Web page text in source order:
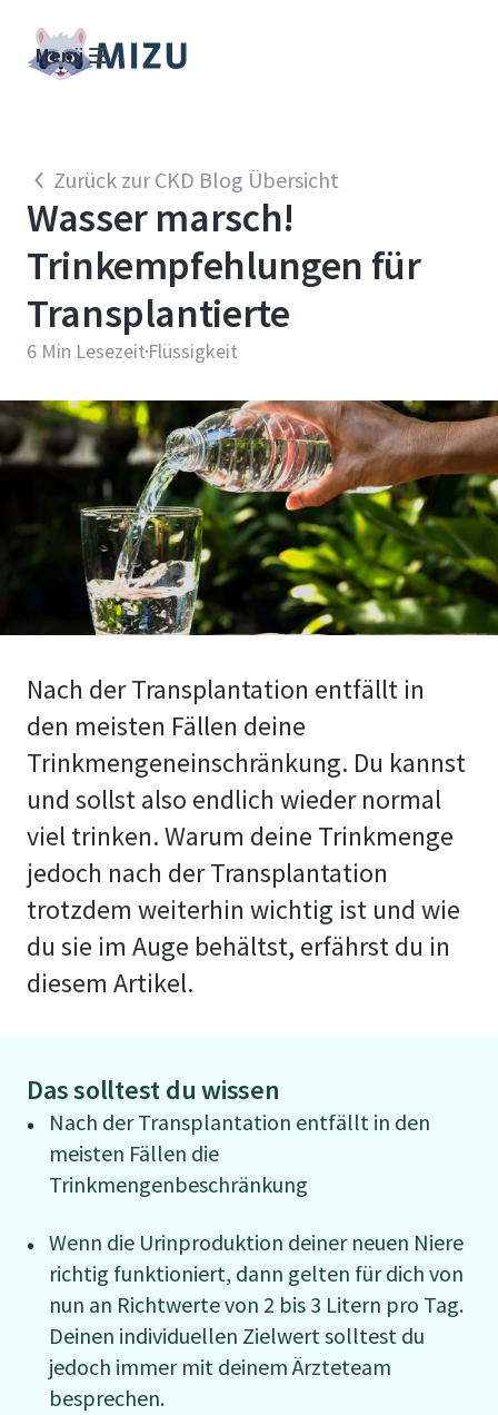
Menü
Zurück zur CKD Blog Übersicht
Wasser marsch!
Trinkempfehlungen für
Transplantierte
6 Min Lesezeit Flüssigkeit
Nach der Transplantation entfällt in
den meisten Fällen deine
Trinkmengeneinschränkung. Du kannst
und sollst also endlich wieder normal
viel trinken. Warum deine Trinkmenge
jedoch nach der Transplantation
trotzdem weiterhin wichtig ist und wie
du sie im Auge behältst, erfährst du in
diesem Artikel.
Das solltest du wissen
Nach der Transplantation entfällt in den
meisten Fällen die
Trinkmengenbeschränkung
Wenn die Urinproduktion deiner neuen Niere
richtig funktioniert, dann gelten für dich von
nun an Richtwerte von 2 bis 3 Litern pro Tag.
Deinen individuellen Zielwert solltest du
jedoch immer mit deinem Ärzteteam
besprechen.